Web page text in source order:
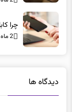
چرا
2 ماه پیش
دیدگاه ها